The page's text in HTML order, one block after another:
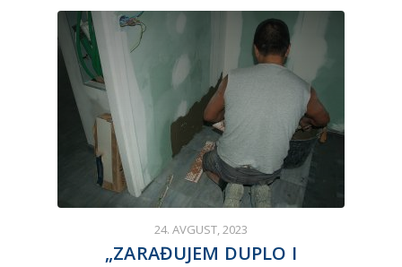
24. AVGUST, 2023
„ZARAĐUJEM DUPLO I